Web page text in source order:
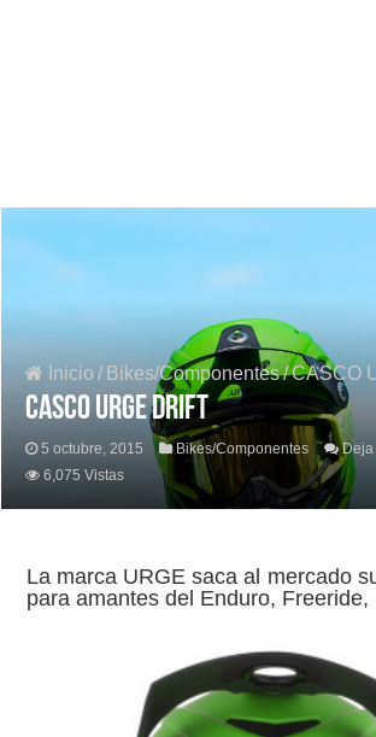
Inicio / Bikes/Componentes/CASCO
CASCO URGE DRIFT
5 octubre, 2015 Bikes/Componentes
Deja
6,075 Vistas
La marca URGE saca al mercado
para amantes del Enduro, Freeride,